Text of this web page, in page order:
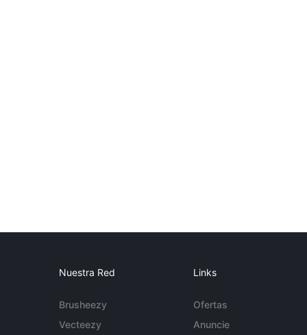
Nuestra Red
Brusheezy
Vecteezy
Links
Ofertas
Anuncie